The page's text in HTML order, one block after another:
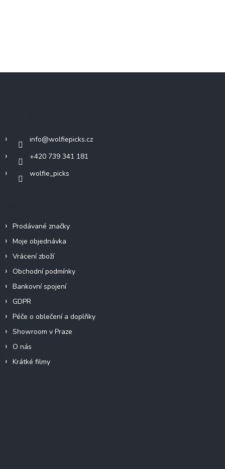
info@wolfiepicks.cz
+420 739 341 181
wolfie_picks
Prodávané značky
Moje objednávka
Vrácení zboží
Obchodní podmínky
Bankovní spojení
GDPR
Péče o oblečení a doplňky
Showroom v Praze
O nás
Krátké filmy